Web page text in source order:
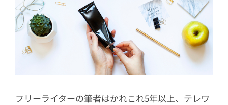
フリーライターの筆者はかれこれ5年以上、テレワ